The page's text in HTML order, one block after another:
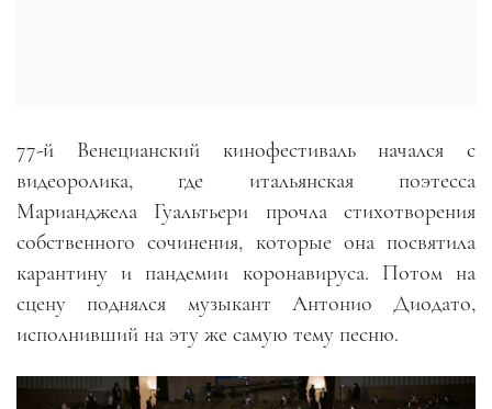
77-й Венецианский кинофестиваль начался с
видеоролика, где итальянская поэтесса
Марианджела Гуальтьери прочла стихотворения
собственного сочинения, которые она посвятила
карантину и пандемии коронавируса. Потом на
сцену поднялся музыкант Антонио Диодато,
исполнивший на эту же самую тему песню.